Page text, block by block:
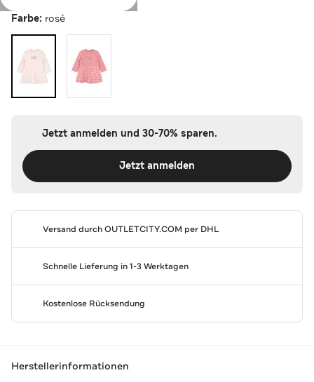
Farbe: rosé
Jetzt anmelden und 30-70% sparen.
Jetzt anmelden
Versand durchOUTLETCITY.COM per DHL
Schnelle Lieferung in 1-3 Werktagen
Kostenlose Rücksendung
Herstellerinformationen